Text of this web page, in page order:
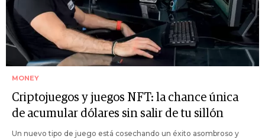
MONEY
Criptojuegos y juegos NFT: la chance única
de acumular dólares sin salir de tu sillón
Un nuevo tipo de juego está cosechando un éxito asombroso y